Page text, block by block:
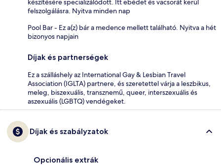
készítésére specializálódott. Itt ebédet és vacsorát kerül
felszolgálásra. Nyitva minden nap
Pool Bar - Ez a(z) bár a medence mellett található. Nyitva a hét
bizonyos napjain
Díjak és partnerségek
Ez a szálláshely az International Gay & Lesbian Travel
Association (IGLTA) partnere, és szeretettel várja a leszbikus,
meleg, biszexuális, transznemű, queer, interszexuális és
aszexuális (LGBTQ) vendégeket.
Díjak és szabályzatok
Opcionális extrák